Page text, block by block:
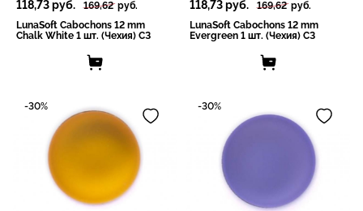
118,73руб. 169,62 руб.
LunaSoft Cabochons 12 mm
Chalk White 1 шт. (Чехия) СЗ
118,73руб. 169,62 руб.
LunaSoft Cabochons 12 mm
Evergreen 1 шт. (Чехия) СЗ
-30% -30%